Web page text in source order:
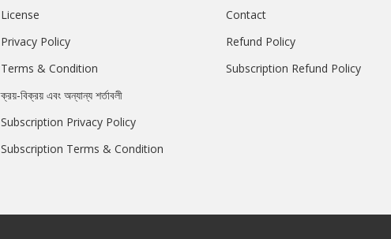
License
Privacy Policy
Terms & Condition
ক্রয়-বিক্রয় এবং অন্যান্য শর্তাবলী
Subscription Privacy Policy
Subscription Terms & Condition
Contact
Refund Policy
Subscription Refund Policy